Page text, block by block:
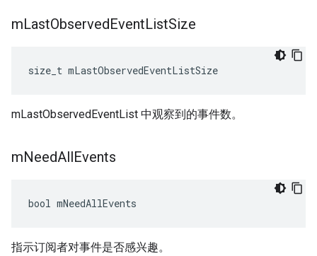
mLastObservedEventListSize
size_t mLastObservedEventListSize
mLastObservedEventList 中观察到的事件数。
mNeedAllEvents
bool mNeedAllEvents
指示订阅者对事件是否感兴趣。